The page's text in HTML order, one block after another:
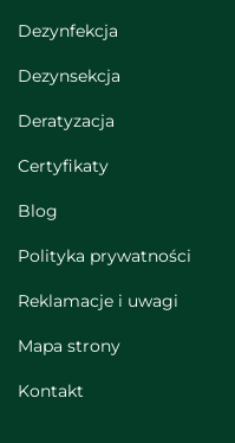
Dezynfekcja
Dezynsekcja
Deratyzacja
Certyfikaty
Blog
Polityka prywatności
Reklamacje i uwagi
Mapa strony
Kontakt